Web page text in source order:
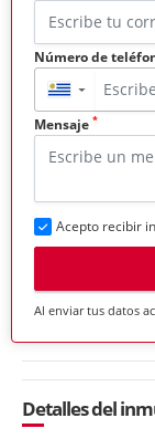
Número de
▼
Mensaje *
Acepto recibir
Al enviar tus datos
Detalles del